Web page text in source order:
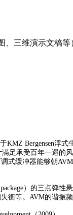
、三维演示文稿等
KMZ Bergensen浮
足承受百年一遇的
式缓冲器能够朝
）的三点弹
衡等。AVM的谐振